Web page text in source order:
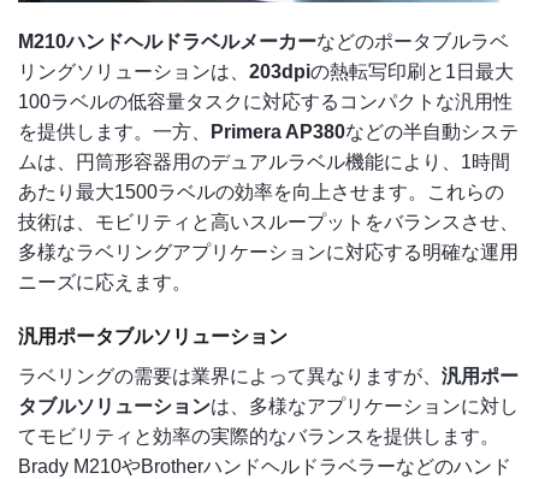
M210ハンドヘルドラベルメーカーなどのポータブルラベ
リングソリューションは、 203dpiの熱転写印刷と1日最大
100ラベルの低容量タスクに対応するコンパクトな汎用性
を提供します。一方、
Primera AP380などの半自動システ
ムは、円筒形容器用のデュアルラベル機能により、1時間
あたり最大1500ラベルの効率を向上させます。これらの
技術は、モビリティと高いスループットをバランスさせ、
多様なラベリングアプリケーションに対応する明確な運用
ニーズに応えます。
汎用ポータブルソリューション
ラベリングの需要は業界によって異なりますが、 汎用ポー
タブルソリューションは、多様なアプリケーションに対し
てモビリティと効率の実際的なバランスを提供します。
Brady M210やBrotherハンドヘルドラベラーなどのハンド